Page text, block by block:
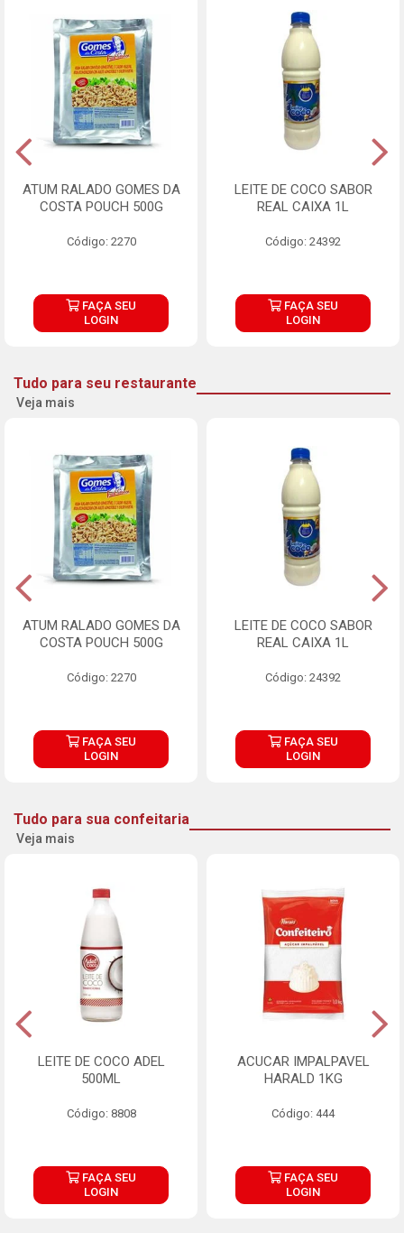
ATUM RALADO GOMES DA
COSTA POUCH 500G
Código: 2270
FAÇA SEU
LOGIN
LEITE DE COCO SABOR
REAL CAIXA 1L
Código: 24392
FAÇA SEU
LOGIN
Tudo para seu restaurante
Veja mais
ATUM RALADO GOMES DA
COSTA POUCH 500G
Código: 2270
FAÇA SEU
LOGIN
LEITE DE COCO SABOR
REAL CAIXA 1L
Código: 24392
FAÇA SEU
LOGIN
Tudo para sua confeitaria
Veja mais
LEITE DE COCO ADEL
500ML
Código: 8808
FAÇA SEU
LOGIN
ACUCAR IMPALPAVEL
HARALD 1KG
Código: 444
FAÇA SEU
LOGIN